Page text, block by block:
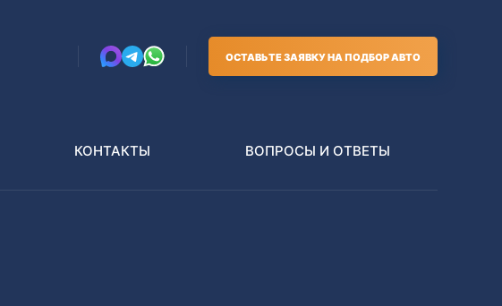
ОСТАВЬТЕ ЗАЯВКУ НА ПОДБОР АВТО
КОНТАКТЫ ВОПРОСЫ И ОТВЕТЫ